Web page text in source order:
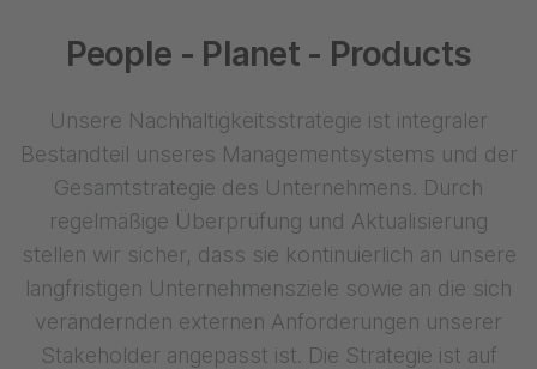
People - Planet - Products
Unsere Nachhaltigkeitsstrategie ist integraler
Bestandteil unseres Managementsystems und der
Gesamtstrategie des Unternehmens. Durch
regelmäßige Überprüfung und Aktualisierung
stellen wir sicher, dass sie kontinuierlich an unsere
langfristigen Unternehmensziele sowie an die sich
verändernden externen Anforderungen unserer
Stakeholder angepasst ist. Die Strategie ist auf